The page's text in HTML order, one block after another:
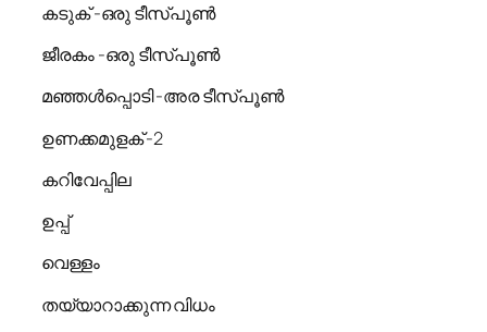
കടുക് -ഒരു ടീസ്പൂൺ
ജീരകം -ഒരു ടീസ്പൂൺ
മഞ്ഞൾപ്പൊടി -അര ടീസ്പൂൺ
ഉണക്കമുളക് -2
കറിവേപ്പില
ഉപ്പ്
വെള്ളം
തയ്യാറാക്കുന്ന വിധം